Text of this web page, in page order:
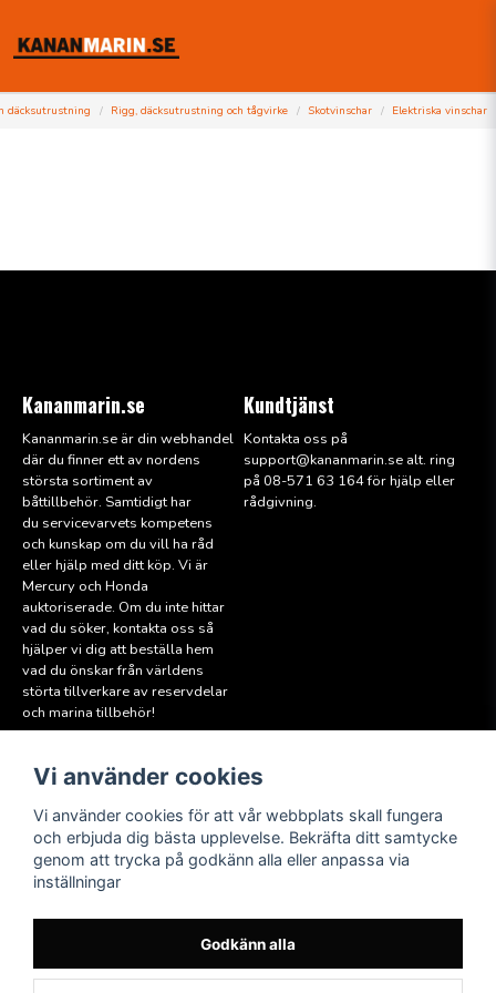
däcksutrustning Rigg, däcksutrustning och tågvirke Skotvinschar Elektriska vinschar
Kananmarin.se
Kananmarin.se är din webhandel
där du finner ett av nordens
största sortiment av
båttillbehör. Samtidigt har
du servicevarvets kompetens
och kunskap om du vill ha råd
eller hjälp med ditt köp. Vi är
Mercury och Honda
auktoriserade. Om du inte hittar
vad du söker, kontakta oss så
hjälper vi dig att beställa hem
vad du önskar från världens
störta tillverkare av reservdelar
och marina tillbehör!
Kundtjänst
Kontakta oss på
support@kananmarin.se alt. ring
på 08-571 63 164 för hjälp eller
rådgivning.
Läs mer
Köpvillkor
Hitta till oss
Miljöpolicy
Medlem i Sweboat
Följ oss
Facebook
Instagram
Vi använder cookies
Vi använder cookies för att vår webbplats skall fungera
och erbjuda dig bästa upplevelse. Bekräfta ditt samtycke
genom att trycka på godkänn alla eller anpassa via
inställningar
Godkänn alla